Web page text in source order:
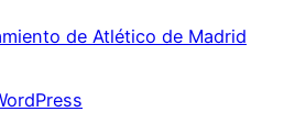
de Atlético de Madrid